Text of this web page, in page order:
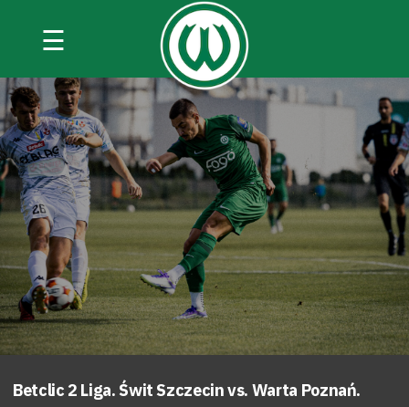
☰
Betclic 2 Liga. Świt Szczecin vs. Warta Poznań.